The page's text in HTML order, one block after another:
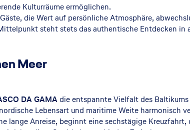
Kulturräume ermöglichen.
die Wert auf persönliche Atmosphäre,
steht stets das authentische Entdecken in
Meer
DA GAMAdie entspannte Vielfalt des Baltikums
Lebensart und maritime Weite harmonisch
lange Anreise, beginnt eine sechstägige Kreuzfahrt,